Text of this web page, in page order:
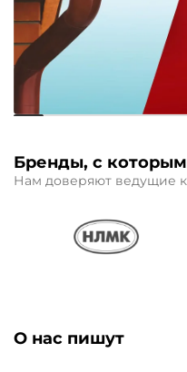
Бренды, с
Нам доверяют ведущие
О нас пишут